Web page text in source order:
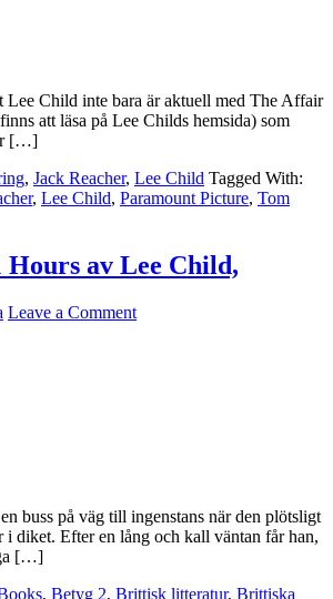
Lee Child inte bara är aktuell med The Affair
att läsa på Lee Childs hemsida) som
[…]
, Jack Reacher, Lee Child Tagged With:
, Lee Child, Paramount Picture, Tom
Hours av Lee Child,
Leave a Comment
buss på väg till ingenstans när den plötsligt
i diket. Efter en lång och kall väntan får han,
[…]
, Betyg 2, Brittisk litteratur, Brittiska